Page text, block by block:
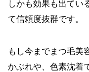
しかも効果も出てい
て信頼度抜群です。
もし今までまつ毛美
かぶれや、色素沈着